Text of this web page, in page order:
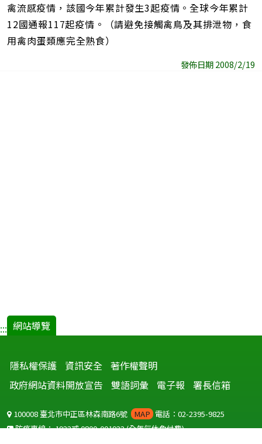
禽流感疫情，該國今年累計發生3起疫情。全球今年累計
12國通報117起疫情。（請避免接觸禽鳥及其排泄物，食
用禽肉蛋類應完全熟食）
發佈日期 2008/2/19
::: 網站導覽
隱私權保護 資訊安全 著作權聲明
政府網站資料開放宣告
雙語詞彙 電子報 署長信箱
100008 臺北市中正區林森南路6號 MAP 電話：02-2395-9825
防疫專線：1922或0800-001922(全年無休免付費)